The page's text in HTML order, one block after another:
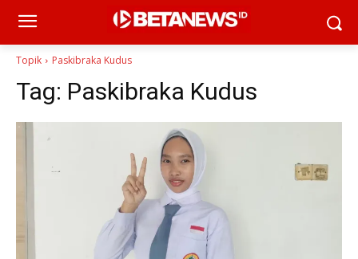
Topik Paskibraka Kudus
Tag: Paskibraka Kudus